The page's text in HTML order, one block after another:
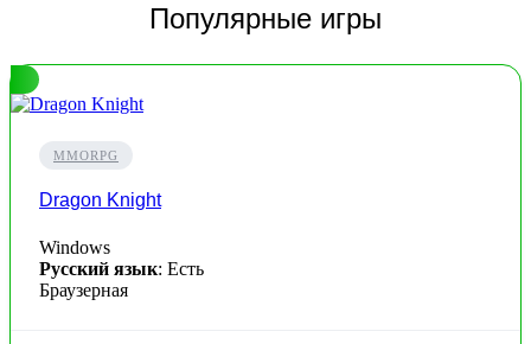
Популярные игры
MMORPG
Dragon Knight
Windows
Русский язык: Есть
Браузерная